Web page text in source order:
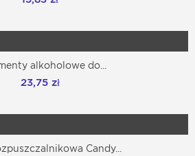
alkoholowe do...
23,75 zł
Candy...